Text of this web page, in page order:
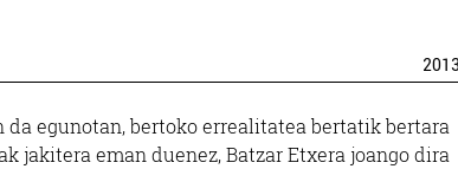
2013
egunotan, bertoko errealitatea bertatik bertara
jakitera eman duenez, Batzar Etxera joango dira